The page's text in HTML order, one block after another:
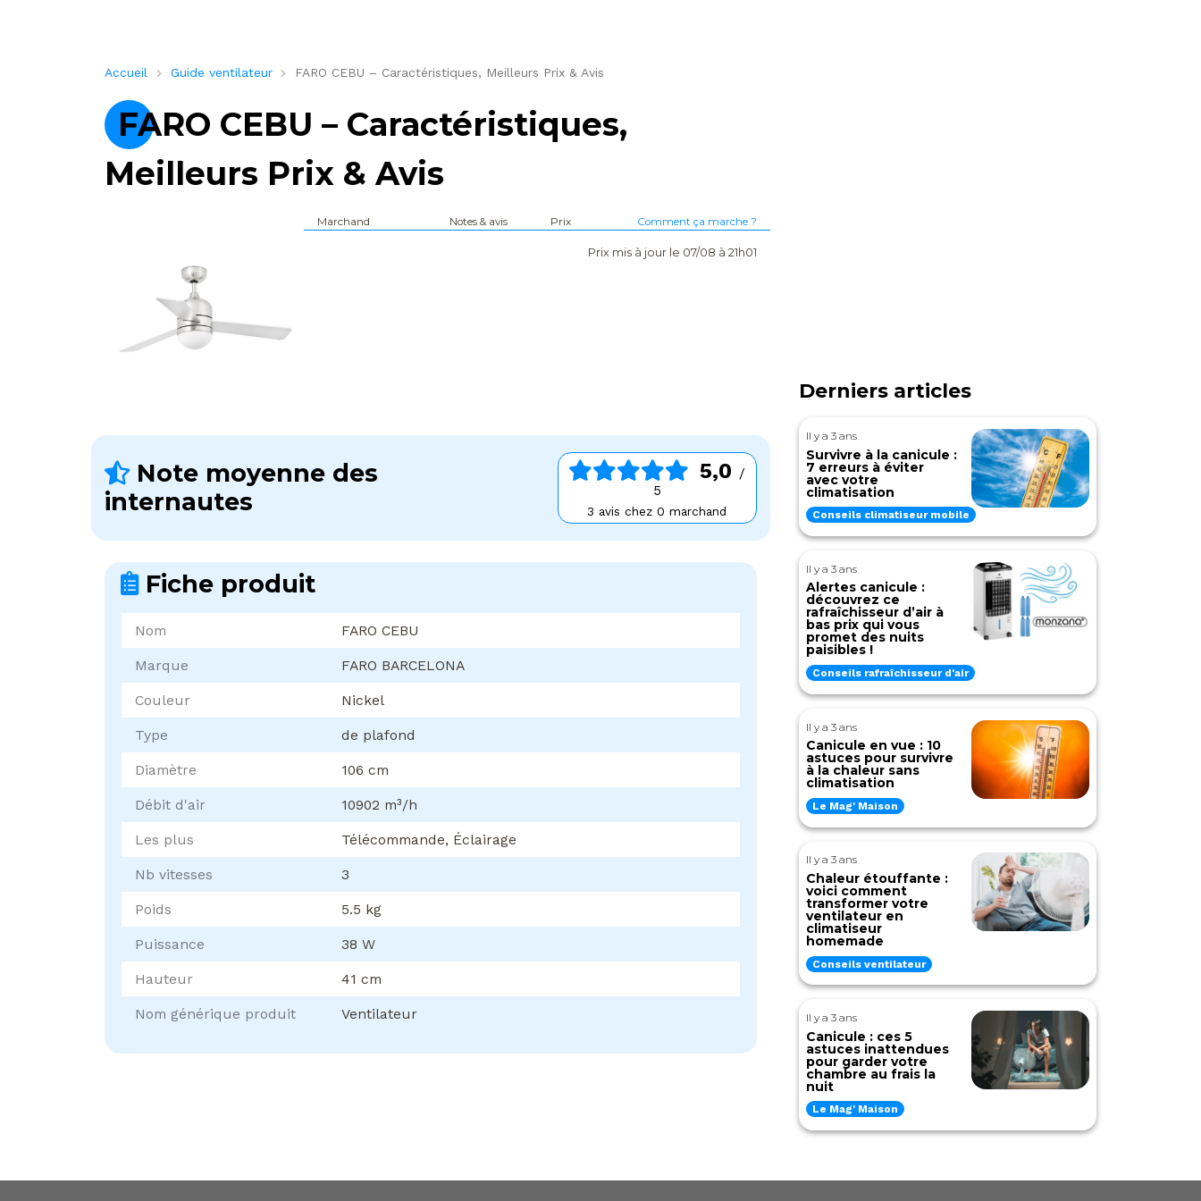
Accueil Guide ventilateur FARO CEBU – Caractéristiques, Meilleurs Prix & Avis
FARO CEBU – Caractéristiques,
Meilleurs Prix & Avis
Marchand Notes & avis Prix Comment ça marche ?
Prix mis à jour le 07/08 à 21h01
Note moyenne des
internautes
5,0 /
5
3 avis chez 0 marchand
Fiche produit
Nom FARO CEBU
Marque FARO BARCELONA
Couleur Nickel
Type de plafond
Diamètre 106 cm
Débit d'air 10902 m³/h
Les plus Télécommande, Éclairage
Nb vitesses 3
Poids 5.5 kg
Puissance 38 W
Hauteur 41 cm
Nom générique produit Ventilateur
Derniers articles
Il y a 3 ans
Survivre à la canicule :
7 erreurs à éviter
avec votre
climatisation
Conseils climatiseur mobile
Il y a 3 ans
Alertes canicule :
découvrez ce
rafraîchisseur d’air à
bas prix qui vous
promet des nuits
paisibles !
Conseils rafraîchisseur d'air
Il y a 3 ans
Canicule en vue : 10
astuces pour survivre
à la chaleur sans
climatisation
Le Mag' Maison
Il y a 3 ans
Chaleur étouffante :
voici comment
transformer votre
ventilateur en
climatiseur
homemade
Conseils ventilateur
Il y a 3 ans
Canicule : ces 5
astuces inattendues
pour garder votre
chambre au frais la
nuit
Le Mag' Maison